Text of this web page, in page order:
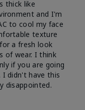
thick like
and I'm
to cool my face
texture
a fresh look
of wear. I think
if you are going
didn't have this
disappointed.